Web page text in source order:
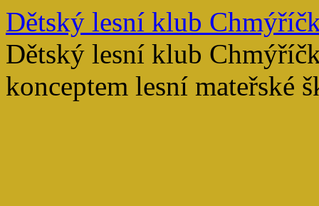
Přejít
obsahu
webu
Dětský lesní klub
Dětský lesní klub
konceptem lesní mateřské